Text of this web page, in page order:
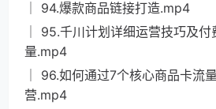
│ 94.爆款商品链接打造.mp4
│ 95.千川计划详细运营技巧及
量.mp4
│ 96.如何通过7个核心商品卡流
营.mp4